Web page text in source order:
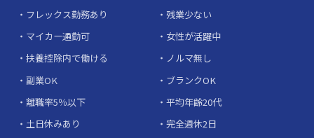
フレックス勤務あり
残業少ない
マイカー通勤可
女性が活躍中
扶養控除内で働ける
ノルマ無し
副業OK
ブランクOK
離職率5％以下
平均年齢20代
土日休みあり
完全週休2日